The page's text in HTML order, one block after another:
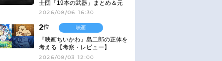
士団「19本の武器」まとめ＆元
ネタ
2026/08/06 16:30
2位
『映画ちいかわ』島二郎の正体を
考える【考察・レビュー】
2026/08/03 12:00
映画